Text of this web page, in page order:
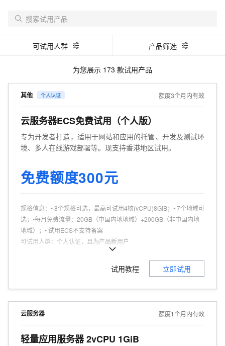
可试用人群 产品筛选
为您展示 173 款试用产品
其他 额度3个月内有效
云服务器ECS免费试用（个人版）
专为开发者打造，适用于网站和应用的托管、开发及测试环
境、多人在线游戏部署等。现支持香港地区试用。
免费额度300元
规格信息： • 8个规格可选，最高可试用4核(vCPU)8GiB；• 7个地域可
选；•每月免费流量：20GB（中国内地地域）+200GB（非中国内地
地域）；• 试用ECS不支持备案
可试用人群： 个人认证，且为产品新用户
个人、企业试用不同享。
试用教程 立即试用
云服务器 额度1个月内有效
轻量应用服务器 2vCPU 1GiB